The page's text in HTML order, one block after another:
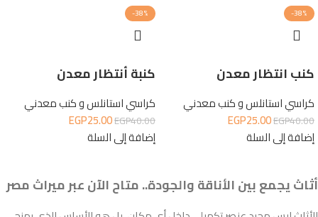
-38%
كنب انتظار معدن
كراسي استانلس و كنب معدني
EGP40.00
EGP25.00
إضافة إلى السلة
-38%
كنبة أنتظار معدن
كراسي استانلس و كنب معدني
EGP40.00
EGP25.00
إضافة إلى السلة
أثاث يجمع بين الأناقة والجودة.. متاح الآن عبر ميراث مصر